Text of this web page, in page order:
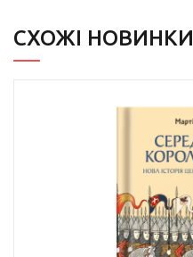
СХОЖІ НОВИНКИ